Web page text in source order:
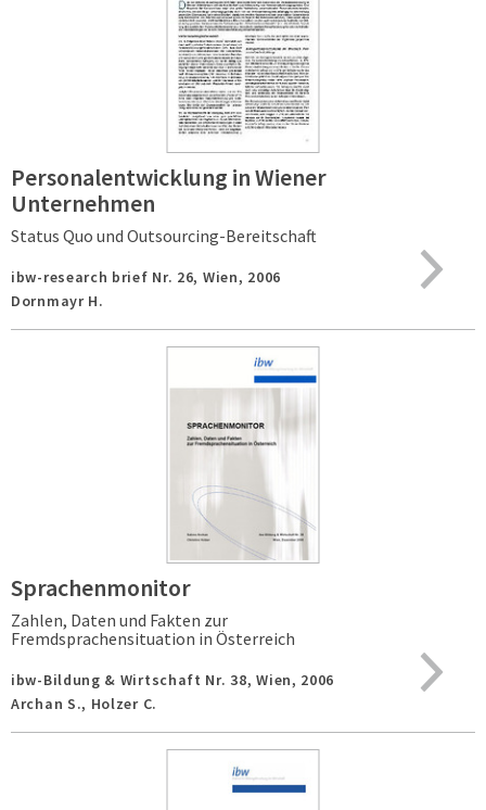
Personalentwicklung in Wiener
Unternehmen
Status Quo und Outsourcing-Bereitschaft
ibw-research brief Nr. 26, Wien, 2006
Dornmayr H.
Sprachenmonitor
Zahlen, Daten und Fakten zur
Fremdsprachensituation in Österreich
ibw-Bildung & Wirtschaft Nr. 38,Wien, 2006
Archan S., Holzer C.